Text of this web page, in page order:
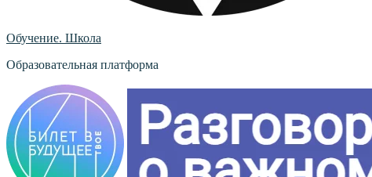
Обучение. Школа
Образовательная платформа